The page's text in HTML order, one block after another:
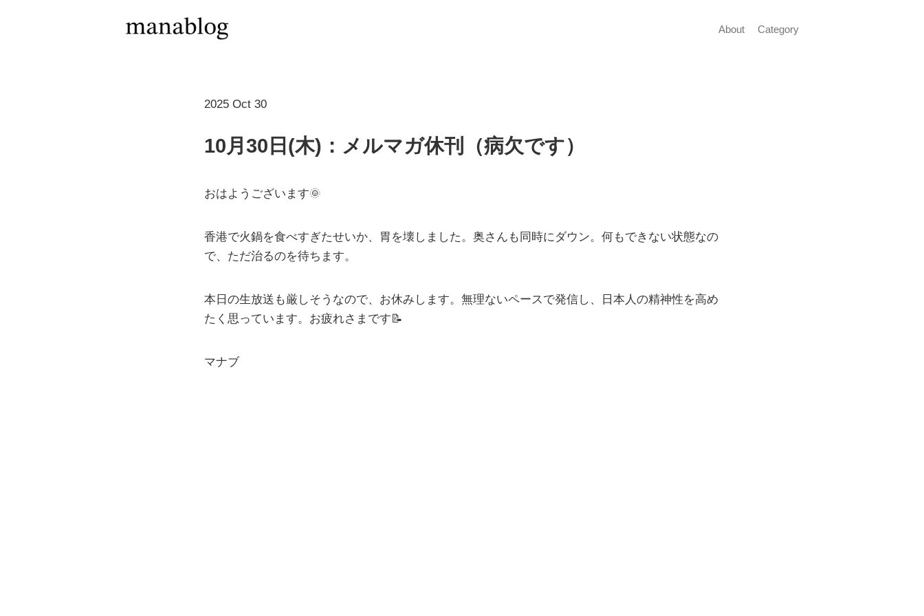
About Category
2025 Oct 30
10月30日(木)：メルマガ休刊（病欠です）
おはようございます🌞
香港で火鍋を食べすぎたせいか、胃を壊しました。奥さんも同時にダウン。何もできない状態なの
で、ただ治るのを待ちます。
本日の生放送も厳しそうなので、お休みします。無理ないペースで発信し、日本人の精神性を高め
たく思っています。お疲れさまです📝
マナブ